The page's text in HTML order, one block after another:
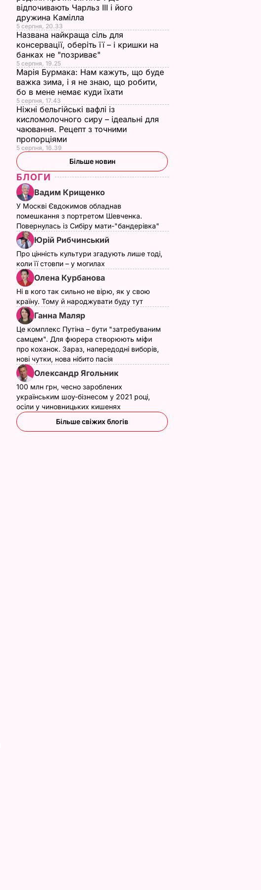
відпочивають Чарльз III і його
дружина Камілла
5 серпня, 20.33
Названа найкраща сіль для
консервації, оберіть її – і кришки на
банках не "позриває"
5 серпня, 19.25
Марія Бурмака: Нам кажуть, що буде
важка зима, і я не знаю, що робити,
бо в мене немає куди їхати
5 серпня, 17.43
Ніжні бельгійські вафлі із
кисломолочного сиру – ідеальні для
чаювання. Рецепт з точними
пропорціями
5 серпня, 16.39
Більше новин
БЛОГИ
Вадим Крищенко
У Москві Євдокимов обладнав
помешкання з портретом Шевченка.
Повернулась із Сибіру мати-"бандерівка"
Юрій Рибчинський
Про цінність культури згадують лише тоді,
коли її стовпи – у могилах
Олена Курбанова
Ні в кого так сильно не вірю, як у свою
країну. Тому й народжувати буду тут
Ганна Маляр
Це комплекс Путіна – бути "затребуваним
самцем". Для фюрера створюють міфи
про коханок. Зараз, напередодні виборів,
нові чутки, нова нібито пасія
Олександр Ягольник
100 млн грн, чесно зароблених
українським шоу-бізнесом у 2021 році,
осіли у чиновницьких кишенях
Більше свіжих блогів